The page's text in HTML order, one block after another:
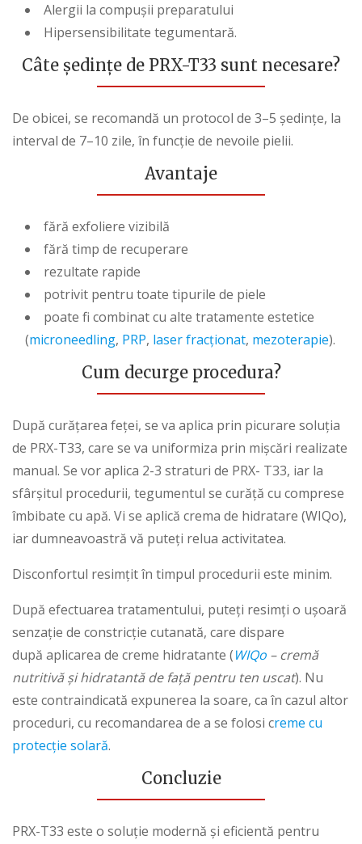
Alergii la compușii preparatului
Hipersensibilitate tegumentară.
Câte ședințe de PRX-T33 sunt necesare?
De obicei, se recomandă un protocol de 3–5 ședințe, la
interval de 7–10 zile, în funcție de nevoile pielii.
Avantaje
fără exfoliere vizibilă
fără timp de recuperare
rezultate rapide
potrivit pentru toate tipurile de piele
poate fi combinat cu alte tratamente estetice
(microneedling, PRP, laser fracționat, mezoterapie).
Cum decurge procedura?
După curățarea feței, se va aplica prin picurare soluția
de PRX-T33, care se va uniformiza prin mișcări realizate
manual. Se vor aplica 2-3 straturi de PRX- T33, iar la
sfârșitul procedurii, tegumentul se curăță cu comprese
îmbibate cu apă. Vi se aplică crema de hidratare (WIQo),
iar dumneavoastră vă puteți relua activitatea.
Disconfortul resimțit în timpul procedurii este minim.
După efectuarea tratamentului, puteți resimți o ușoară
senzație de constricție cutanată, care dispare
după aplicarea de creme hidratante (WIQo – cremă
nutritivă și hidratantă de față pentru ten uscat). Nu
este contraindicată expunerea la soare, ca în cazul altor
proceduri, cu recomandarea de a se folosi creme cu
protecție solară.
Concluzie
PRX-T33 este o soluție modernă și eficientă pentru